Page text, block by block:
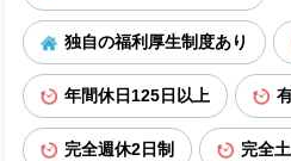
独自の福利厚生制度あり
年間休日125日以上
完全週休2日制 完全